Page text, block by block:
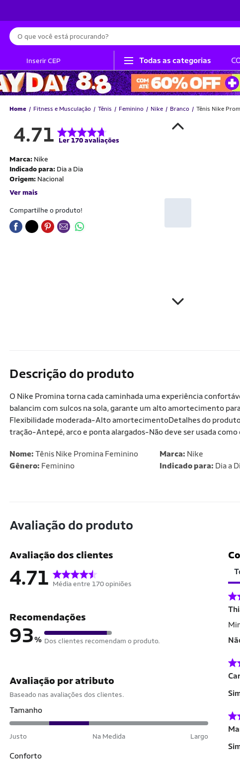
Busca
Inserir CEP Todas as categorias
Home Fitness e Musculação Tênis Feminino Nike Branco Tênis Nike
4.71 Ler 170 avaliações
Marca: Nike
Indicado para: Dia a Dia
Origem: Nacional
Ver mais
Compartilhe o produto!
Descrição do produto
O Nike Promina torna cada caminhada uma experiência
balancim com sulcos na sola, garante um alto amortecimento
Flexibilidade moderada-Alto amortecimentoDetalhes do
tração-Antepé, arco e ponta alargados-Não deve ser usada
Nome: Tênis Nike Promina Feminino
Gênero: Feminino
Marca: Nike
Indicado para: Dia a
Avaliação do produto
Avaliação dos clientes
4.71 Média entre 170 opiniões
Recomendações
93% Dos clientes recomendam o produto.
Avaliação por atributo
Baseado nas avaliações dos clientes.
Tamanho
Justo Na Medida Largo
Conforto